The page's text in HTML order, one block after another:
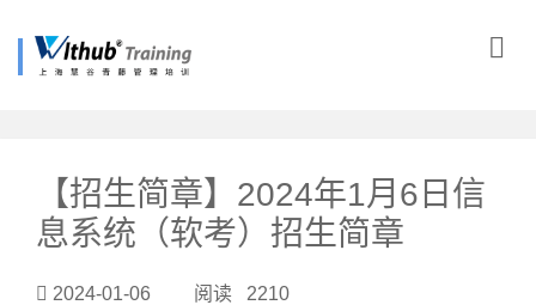
【招生简章】2024年1月6日信
息系统（软考）招生简章
2024-01-06 阅读 2210